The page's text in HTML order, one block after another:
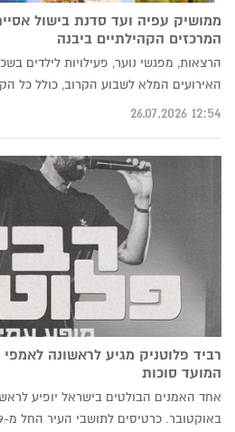
ממושיק עפיה ועד סדנת בישול
המרכזים הקהילתיים ביבנה
הרצאות, מפגשי נוער, פעילויות לילדים
האירועים המלא לשבוע הקרוב, כולל כל
12:54 26.07.2026
רביד פלוטניק מגיע לראשונה
המועד סוכות